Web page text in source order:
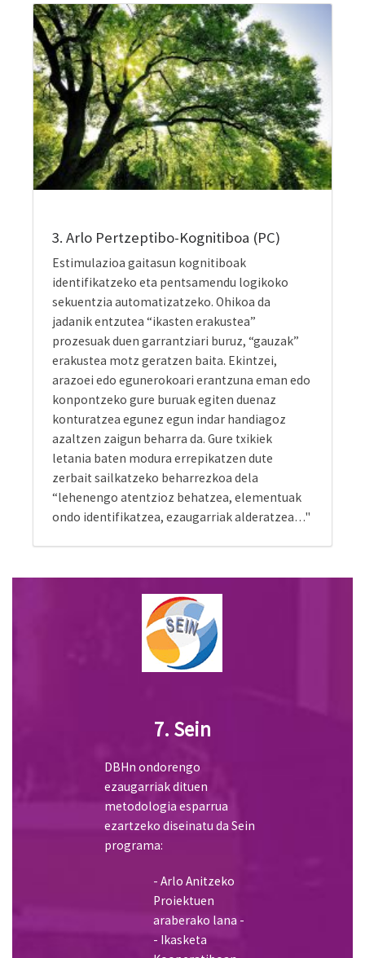
3. Arlo Pertzeptibo-Kognitiboa (PC)
Estimulazioa gaitasun kognitiboak
identifikatzeko eta pentsamendu logikoko
sekuentzia automatizatzeko. Ohikoa da
prozesuak duen garrantziari buruz, “gauzak”
erakustea motz geratzen baita. Ekintzei,
arazoei edo egunerokoari erantzuna eman edo
konpontzeko gure buruak egiten duenaz
konturatzea egunez egun indar handiagoz
azaltzen zaigun beharra da. Gure txikiek
letania baten modura errepikatzen dute
zerbait sailkatzeko beharrezkoa dela
“lehenengo atentzioz behatzea, elementuak
ondo identifikatzea, ezaugarriak alderatzea…"
7. Sein
DBHn ondorengo
programa:
- Arlo Anitzeko
Proiektuen
araberako lana -
- Ikasketa
Kooperatiboan
- Aurretik
landutako La Salle
programak
jasotzen dituena